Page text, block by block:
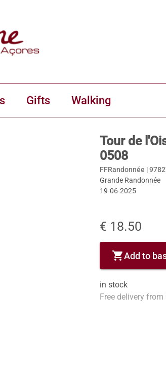
Gifts Walking
Tour de
0508
FFRandonnée |
Grande Randonnée
19-06-2025
€ 18.50
shopping_cartAdd to
in stock
Free delivery from